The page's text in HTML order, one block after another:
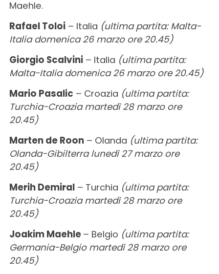
Maehle.
Rafael Toloi– Italia (ultima partita: Malta-
Italia domenica 26 marzo ore 20.45)
Giorgio Scalvini– Italia (ultima partita:
Malta-Italia domenica 26 marzo ore 20.45)
Mario Pasalic – Croazia (ultima partita:
Turchia-Croazia martedì 28 marzo ore
20.45)
Marten de Roon– Olanda (ultima partita:
Olanda-Gibilterra lunedì 27 marzo ore
20.45)
Merih Demiral– Turchia (ultima partita:
Turchia-Croazia martedì 28 marzo ore
20.45)
Joakim Maehle – Belgio (ultima partita:
Germania-Belgio martedì 28 marzo ore
20.45)